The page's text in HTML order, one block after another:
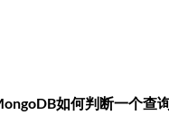
如何判断一个查